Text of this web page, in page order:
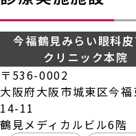
今福鶴見みらい眼科
クリニック本院
〒536-0002
大阪府大阪市城東区今
14-11
鶴見メディカルビル6階